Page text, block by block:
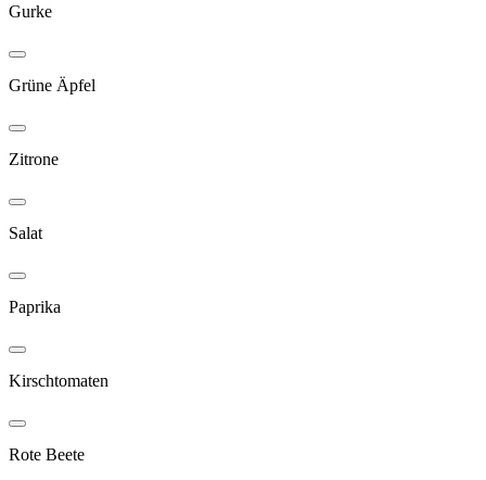
Gurke
Grüne Äpfel
Zitrone
Salat
Paprika
Kirschtomaten
Rote Beete